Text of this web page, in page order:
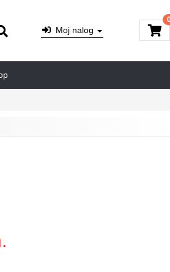
Moj nalog